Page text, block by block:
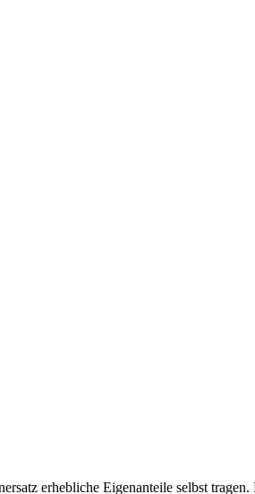
erhebliche Eigenanteile selbst